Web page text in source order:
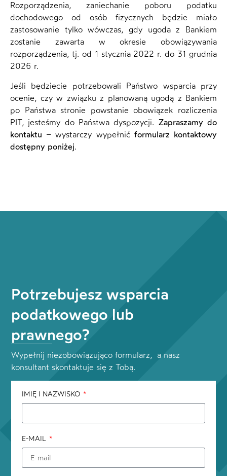
Rozporządzenia, zaniechanie poboru podatku
dochodowego od osób fizycznych będzie miało
zastosowanie tylko wówczas, gdy ugoda z Bankiem
zostanie zawarta w okresie obowiązywania
rozporządzenia, tj. od 1 stycznia 2022 r. do 31 grudnia
2026 r.
Jeśli będziecie potrzebowali Państwo wsparcia przy
ocenie, czy w związku z planowaną ugodą z Bankiem
po Państwa stronie powstanie obowiązek rozliczenia
PIT, jesteśmy do Państwa dyspozycji. Zapraszamy do
kontaktu – wystarczy wypełnićformularz kontaktowy
dostępny poniżej.
Potrzebujesz wsparcia
podatkowego lub
prawnego?
Wypełnij niezobowiązująco formularz, a nasz
konsultant skontaktuje się z Tobą.
IMIĘ I NAZWISKO
E-MAIL